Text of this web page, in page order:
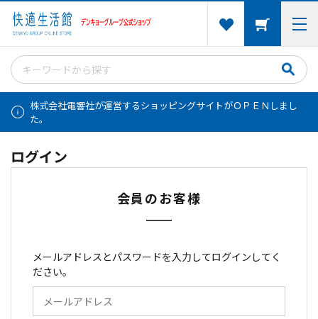
株式会社電響社が運営するショッピングサイトがＯＰＥＮしまし
た。
ログイン
会員のお客様
メールアドレスとパスワードを入力してログインしてく
ださい。